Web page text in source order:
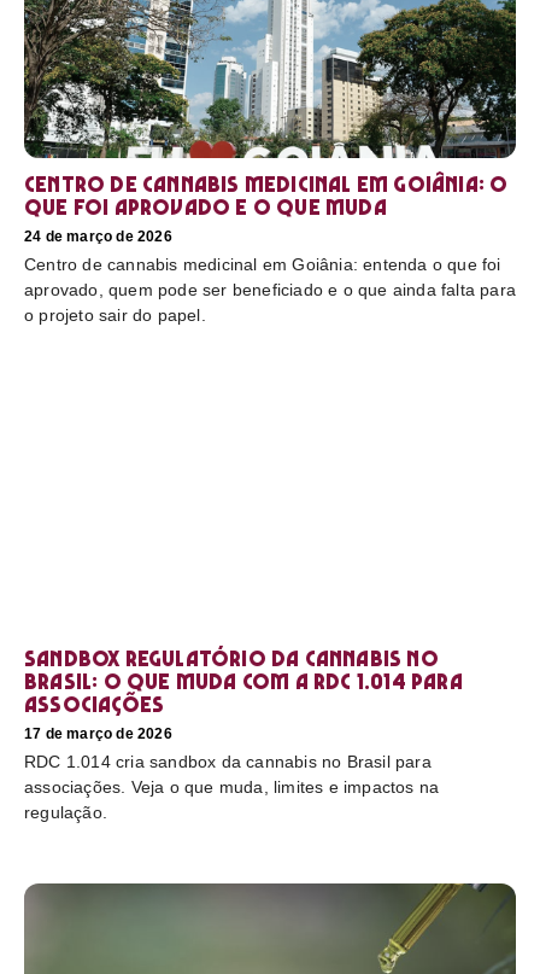
Centro de cannabis medicinal em Goiânia: o
que foi aprovado e o que muda
24 de março de 2026
Centro de cannabis medicinal em Goiânia: entenda o que foi
aprovado, quem pode ser beneficiado e o que ainda falta para
o projeto sair do papel.
Sandbox regulatório da cannabis no
Brasil: o que muda com a RDC 1.014 para
associações
17 de março de 2026
RDC 1.014 cria sandbox da cannabis no Brasil para
associações. Veja o que muda, limites e impactos na
regulação.